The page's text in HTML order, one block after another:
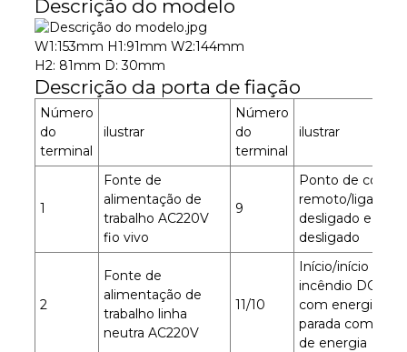
Descrição do modelo
W1:153mm H1:91mm W2:144mm
H2: 81mm D: 30mm
Descrição da porta de fiação
Número
do
terminal
ilustrar
Número
do
terminal
ilustrar
1
Fonte de
alimentação de
trabalho AC220V
fio vivo
9
Ponto de
remoto/ligado,
desligado e
desligado
2
Fonte de
alimentação de
trabalho linha
neutra AC220V
11/10
Início/início de
incêndio DC24V
com energia,
parada com
de energia